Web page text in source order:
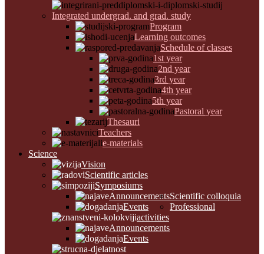
Integrated undergrad. and grad. study
Program
Learning outcomes
Schedule of classes
1st year
2nd year
3rd year
4th year
5th year
Pastoral year
Thesauri
Teachers
e-materials
Science
Vision
Scientific articles
Symposiums
Announcements
Events
Scientific colloquia
Announcements
Events
Professional
activities